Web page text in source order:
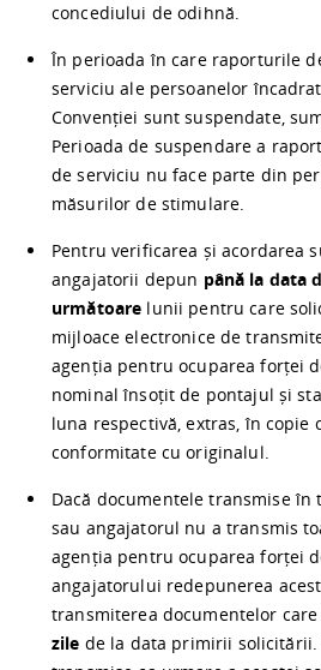
concediului de odihnă.
În perioada în care raporturile
serviciu ale persoanelor
Convenției sunt suspendate,
Perioada de suspendare a
de serviciu nu face parte din
măsurilor de stimulare.
Pentru verificarea și acordarea
angajatorii depun până la data
următoare lunii pentru care
mijloace electronice de
agenția pentru ocuparea forței
nominal însoțit de pontajul și
luna respectivă, extras, în copie
conformitate cu originalul.
Dacă documentele transmise
sau angajatorul nu a transmis
agenția pentru ocuparea forței
angajatorului redepunerea
transmiterea documentelor
zile de la data primirii solicitării.